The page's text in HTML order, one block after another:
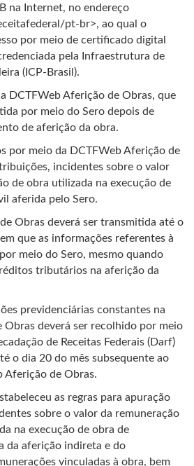
na Internet, no endereço
pt-br>, ao qual o
por meio de certificado digital
pela Infraestrutura de
(ICP-Brasil).
DCTFWeb Aferição de Obras, que
por meio do Sero depois de
de aferição da obra.
por meio da DCTFWeb Aferição de
incidentes sobre o valor
de obra utilizada na execução de
aferida pelo Sero.
Obras deverá ser transmitida até o
que as informações referentes à
meio do Sero, mesmo quando
tributários na aferição da
previdenciárias constantes na
Obras deverá ser recolhido por meio
de Receitas Federais (Darf)
o dia 20 do mês subsequente ao
Aferição de Obras.
as regras para apuração
sobre o valor da remuneração
na execução de obra de
da aferição indireta e do
vinculadas à obra, bem